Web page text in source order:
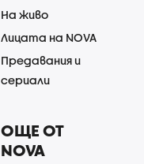
На живо
Лицата на NOVA
Предавания и
сериали
ОЩЕ ОТ
NOVA